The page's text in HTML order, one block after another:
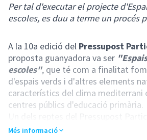
Per tal d'executar el projecte
escoles, es duu a terme un procés
A la 10a edició del Pressupost
proposta guanyadora va ser
escoles", que té com a finalitat
d'espais verds i d'altres elements
característics del clima mediterrani
centres públics d'educació primària.
és que l'execució de les propostes
Més informació